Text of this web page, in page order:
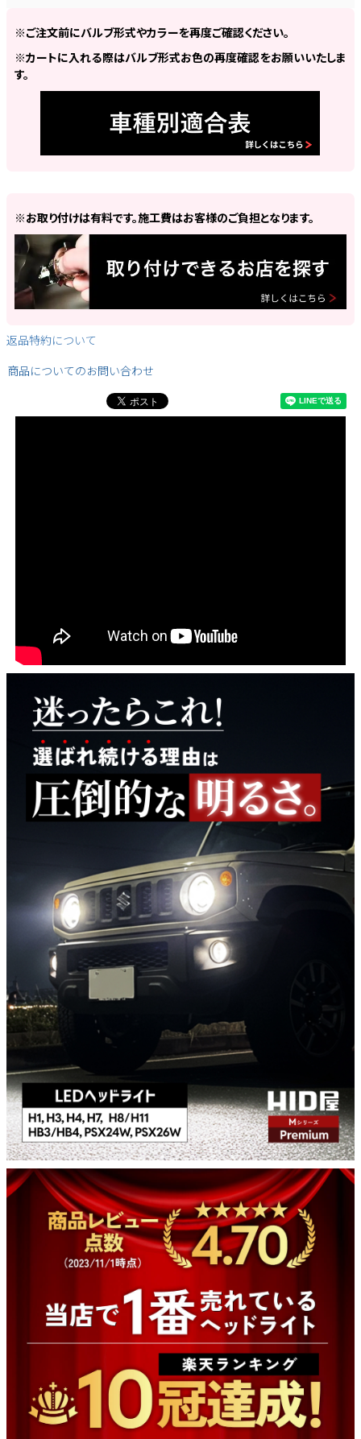
※ご注文前にバルブ形式やカラーを再度ご確認ください。
※カートに入れる際はバルブ形式お色の再度確認をお願いいたしま
す。
※お取り付けは有料です。施工費はお客様のご負担となります。
返品特約について
商品についてのお問い合わせ